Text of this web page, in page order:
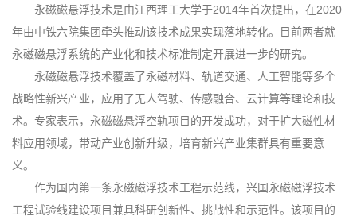
永磁磁悬浮技术是由江西理工大学于2014年首次提出，在2020
年由中铁六院集团牵头推动该技术成果实现落地转化。目前两者就
永磁磁悬浮系统的产业化和技术标准制定开展进一步的研究。
永磁磁悬浮技术覆盖了永磁材料、轨道交通、人工智能等多个
战略性新兴产业，应用了无人驾驶、传感融合、云计算等理论和技
术。专家表示，永磁磁悬浮空轨项目的开发成功，对于扩大磁性材
料应用领域，带动产业创新升级，培育新兴产业集群具有重要意
义。
作为国内第一条永磁磁浮技术工程示范线，兴国永磁磁浮技术
工程试验线建设项目兼具科研创新性、挑战性和示范性。该项目的